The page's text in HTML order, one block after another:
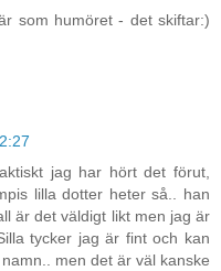
som humöret - det skiftar:)
jag har hört det förut,
lilla dotter heter så.. han
är det väldigt likt men jag är
tycker jag är fint och kan
men det är väl kanske